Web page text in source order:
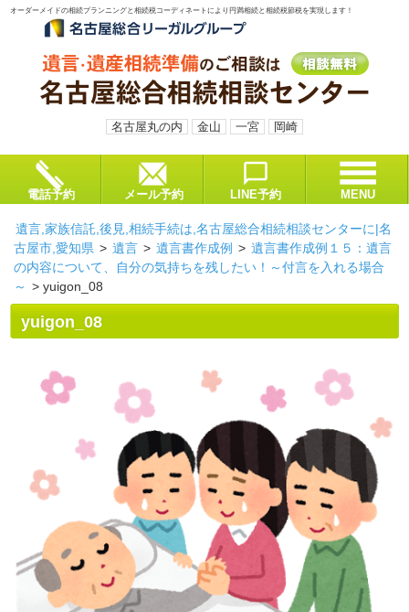
オーダーメイドの相続プランニングと相続税コーディネートにより円満相続と相続税節税を実現します！
名古屋丸の内 金山 一宮 岡崎
電話予約 メール予約 LINE予約 MENU
遺言,家族信託,後見,相続手続は,名古屋総合相続相談センターに|名
古屋市,愛知県 > 遺言 > 遺言書作成例 > 遺言書作成例１５：遺言
の内容について、自分の気持ちを残したい！～付言を入れる場合
～ >yuigon_08
yuigon_08